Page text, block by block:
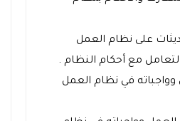
على نظام العمل
مع أحكام النظام .
في نظام العمل